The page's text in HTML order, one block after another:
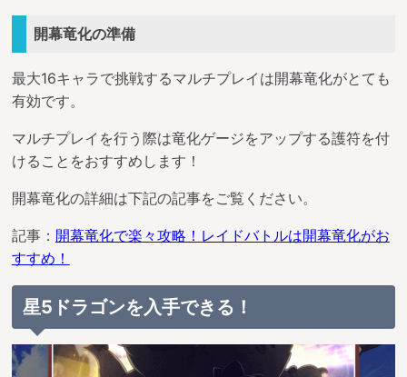
開幕竜化の準備
最大16キャラで挑戦するマルチプレイは開幕竜化がとても
有効です。
マルチプレイを行う際は竜化ゲージをアップする護符を付
けることをおすすめします！
開幕竜化の詳細は下記の記事をご覧ください。
記事： 開幕竜化で楽々攻略！レイドバトルは開幕竜化がお
すすめ！
星5ドラゴンを入手できる！